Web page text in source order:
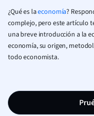
¿Qué es laeconomía?
complejo, pero este artículo
una breve introducción a la
economía, su origen,
todo economista.